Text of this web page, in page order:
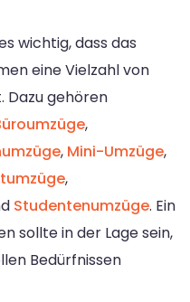
wichtig, dass das
eine Vielzahl von
Dazu gehören
,
, Mini-Umzüge,
,
Studentenumzüge. Ein
sollte in der Lage sein,
Bedürfnissen